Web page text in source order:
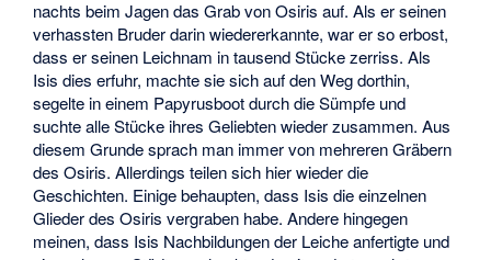
nachts beim Jagen das Grab von Osiris auf. Als er seinen
verhassten Bruder darin wiedererkannte, war er so erbost,
dass er seinen Leichnam in tausend Stücke zerriss. Als
Isis dies erfuhr, machte sie sich auf den Weg dorthin,
segelte in einem Papyrusboot durch die Sümpfe und
suchte alle Stücke ihres Geliebten wieder zusammen. Aus
diesem Grunde sprach man immer von mehreren Gräbern
des Osiris. Allerdings teilen sich hier wieder die
Geschichten. Einige behaupten, dass Isis die einzelnen
Glieder des Osiris vergraben habe. Andere hingegen
meinen, dass Isis Nachbildungen der Leiche anfertigte und